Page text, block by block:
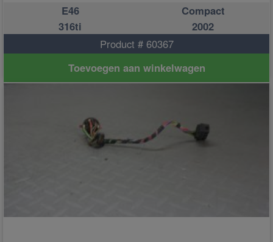
E46
Compact
316ti
2002
Product # 60367
Toevoegen aan winkelwagen